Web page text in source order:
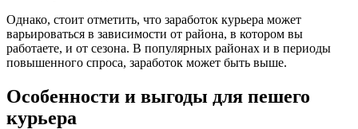
Однако, стоит отметить, что заработок курьера может
варьироваться в зависимости от района, в котором вы
работаете, и от сезона. В популярных районах и в периоды
повышенного спроса, заработок может быть выше.
Особенности и выгоды для пешего
курьера